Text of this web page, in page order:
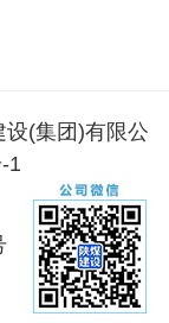
(集团)有限公
1